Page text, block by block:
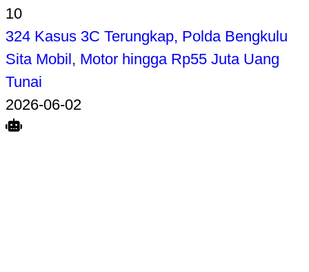
10
324 Kasus 3C Terungkap, Polda Bengkulu
Sita Mobil, Motor hingga Rp55 Juta Uang
Tunai
2026-06-02